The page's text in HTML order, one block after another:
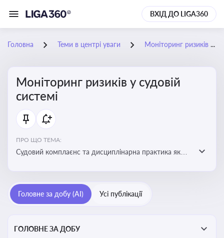
ВХІД ДО LIGA360
Головна Теми в центрі уваги Моніторинг ризиків у судовій системі
Моніторинг ризиків у судовій
системі
ПРО ЩО ТЕМА:
Судовий комплаєнс та дисциплінарна практика як
обґрунтовані рішення під час судових спорів та
комплаєнс-перевірок
Головне за добу (AI) Усі публікації
ГОЛОВНЕ ЗА ДОБУ